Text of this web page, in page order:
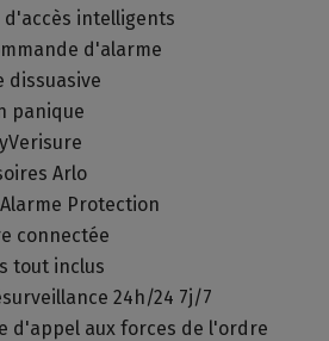
d'accès intelligents
d'alarme
dissuasive
panique
Arlo
Protection
connectée
tout inclus
24h/24 7j/7
d'appel aux forces de l'ordre